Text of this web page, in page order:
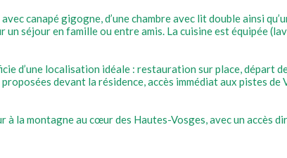
canapé gigogne, d’une chambre avec lit double ainsi
un séjour en famille ou entre amis. La cuisine est
d’une localisation idéale : restauration sur place, départ
devant la résidence, accès immédiat aux pistes
à la montagne au cœur des Hautes-Vosges, avec un accès